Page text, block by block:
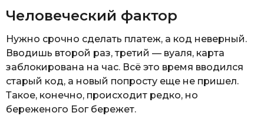
Человеческий фактор
Нужно срочно сделать платеж, а код неверный.
Вводишь второй раз, третий — вуаля, карта
заблокирована на час. Всё это время вводился
старый код, а новый попросту еще не пришел.
Такое, конечно, происходит редко, но
береженого Бог бережет.